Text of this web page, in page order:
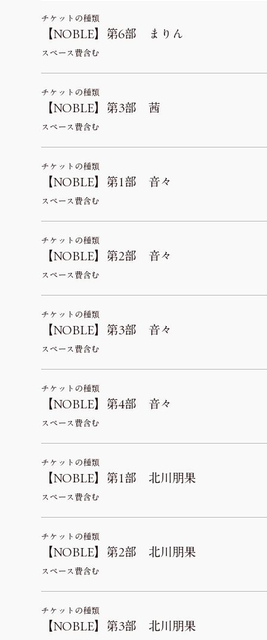
チケットの種類
【NOBLE】第6部 まりん
スペース費含む
チケットの種類
【NOBLE】第3部 茜
スペース費含む
チケットの種類
【NOBLE】第1部 音々
スペース費含む
チケットの種類
【NOBLE】第2部 音々
スペース費含む
チケットの種類
【NOBLE】第3部 音々
スペース費含む
チケットの種類
【NOBLE】第4部 音々
スペース費含む
チケットの種類
【NOBLE】第1部 北川朋果
スペース費含む
チケットの種類
【NOBLE】第2部 北川朋果
スペース費含む
チケットの種類
【NOBLE】第3部 北川朋果